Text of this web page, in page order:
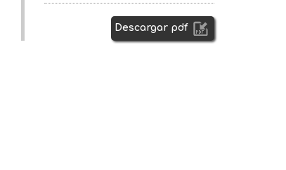
Descargar pdf